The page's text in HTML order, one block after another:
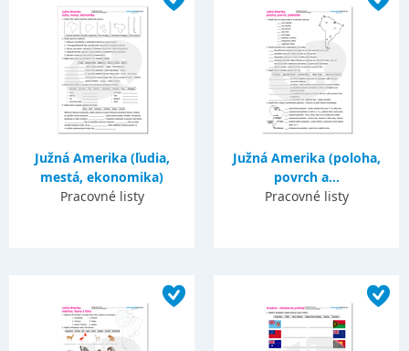
Južná Amerika (ľudia,
mestá, ekonomika)
Pracovné listy
Južná Amerika (poloha,
povrch a...
Pracovné listy